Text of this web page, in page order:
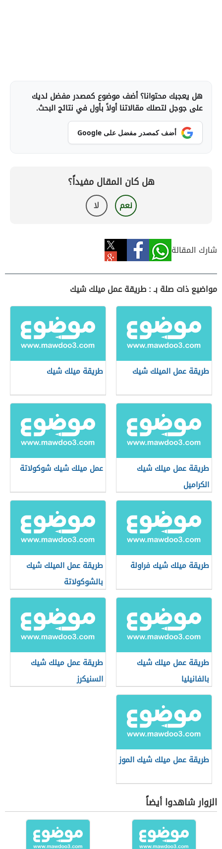
هل يعجبك محتوانا؟ أضف موضوع كمصدر مفضل لديك
على جوجل لتصلك مقالاتنا أولاً بأول في نتائج البحث.
أضف كمصدر مفضل على Google
هل كان المقال مفيداً؟
نعم لا
شارك المقالة
مواضيع ذات صلة بـ : طريقة عمل ميلك شيك
طريقة عمل الميلك شيك طريقة ميلك شيك
طريقة عمل ميلك شيك
الكراميل
عمل ميلك شيك شوكولاتة
طريقة ميلك شيك فراولة
طريقة عمل الميلك شيك
بالشوكولاتة
طريقة عمل ميلك شيك
بالفانيليا
طريقة عمل ميلك شيك
السنيكرز
طريقة عمل ميلك شيك الموز
الزوار شاهدوا أيضاً